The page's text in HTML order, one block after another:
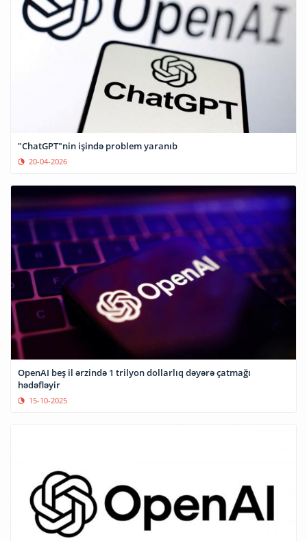
"ChatGPT"nin işində problem yaranıb
20-04-2026
OpenAI beş il ərzində 1 trilyon dollarlıq dəyərə çatmağı
hədəfləyir
15-10-2025